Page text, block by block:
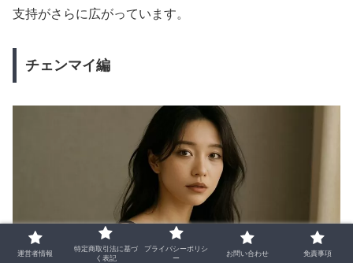
支持がさらに広がっています。
チェンマイ編
運営者情報
特定商取引法に基づ
く表記
プライバシーポリシ
ー
お問い合わせ 免責事項